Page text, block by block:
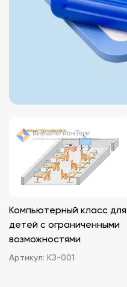
Компьютерный класс для
детей с ограниченными
возможностями
Артикул: КЗ-001